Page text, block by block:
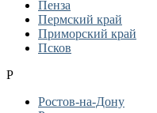
Пенза
Пермский край
Приморский край
Псков
Р
Ростов-на-Дону